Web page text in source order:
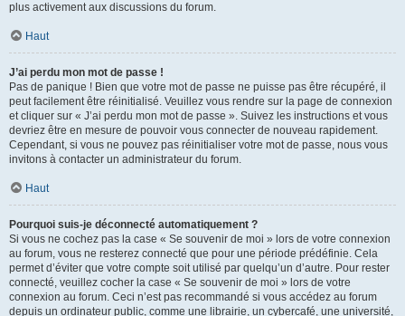
plus activement aux discussions du forum.
Haut
J’ai perdu mon mot de passe !
Pas de panique ! Bien que votre mot de passe ne puisse pas être récupéré, il
peut facilement être réinitialisé. Veuillez vous rendre sur la page de connexion
et cliquer sur « J’ai perdu mon mot de passe ». Suivez les instructions et vous
devriez être en mesure de pouvoir vous connecter de nouveau rapidement.
Cependant, si vous ne pouvez pas réinitialiser votre mot de passe, nous vous
invitons à contacter un administrateur du forum.
Haut
Pourquoi suis-je déconnecté automatiquement ?
Si vous ne cochez pas la case « Se souvenir de moi » lors de votre connexion
au forum, vous ne resterez connecté que pour une période prédéfinie. Cela
permet d’éviter que votre compte soit utilisé par quelqu’un d’autre. Pour rester
connecté, veuillez cocher la case « Se souvenir de moi » lors de votre
connexion au forum. Ceci n’est pas recommandé si vous accédez au forum
depuis un ordinateur public, comme une librairie, un cybercafé, une université,